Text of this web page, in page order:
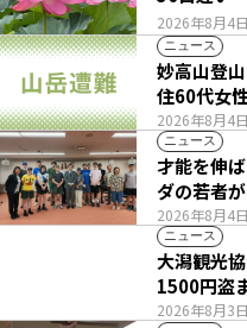
2026年8月4日
ニュース
2026年8月4日
妙高山登
住60代女
ニュース
2026年8月4日
才能を伸
ダの若者
ニュース
2026年8月3日
大潟観光
1500円盗